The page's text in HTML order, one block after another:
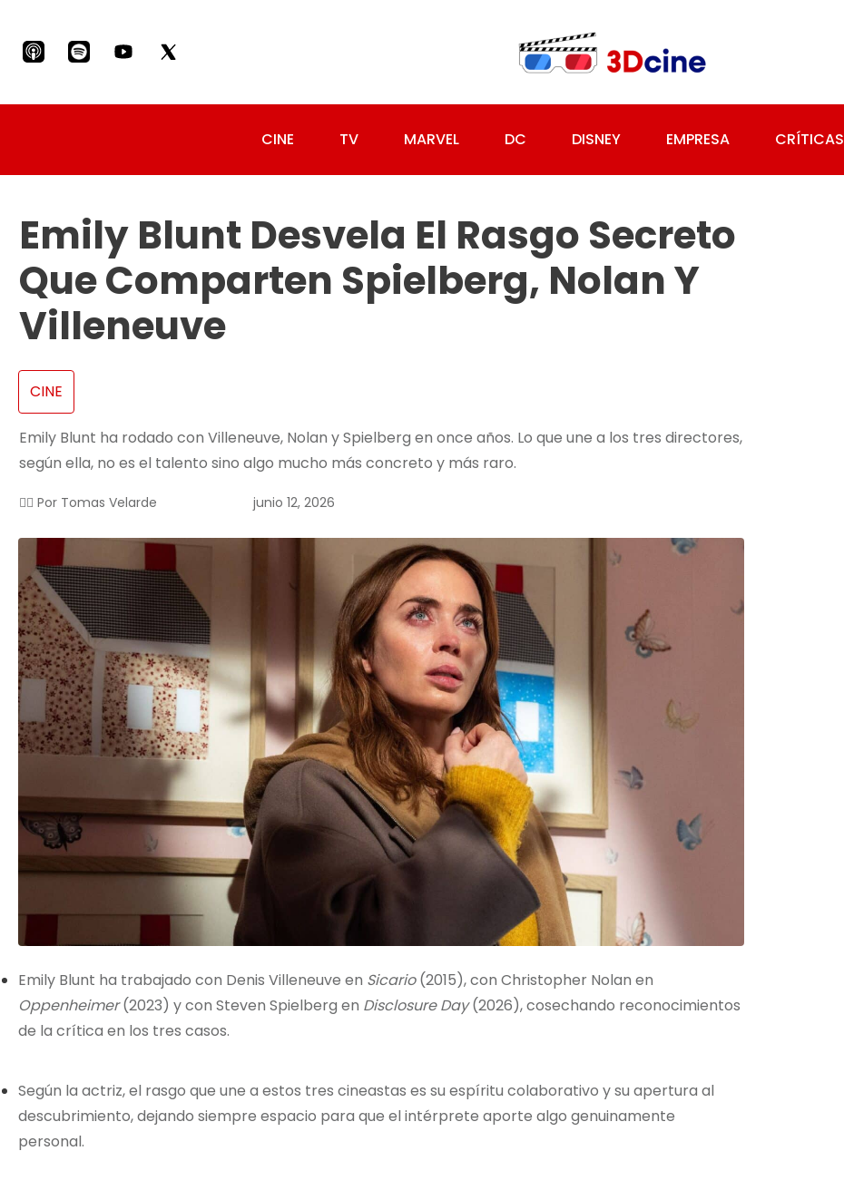
CINE TV MARVEL DC DISNEY EMPRESA CRÍTICAS
Emily Blunt Desvela El Rasgo Secreto
Que Comparten Spielberg, Nolan Y
Villeneuve
CINE
Emily Blunt ha rodado con Villeneuve, Nolan y Spielberg en once años. Lo que une a los tres directores,
según ella, no es el talento sino algo mucho más concreto y más raro.
✍🏻 Por Tomas Velarde junio 12, 2026
Emily Blunt ha trabajado con Denis Villeneuve en Sicario(2015), con Christopher Nolan en
Oppenheimer(2023) y con Steven Spielberg en Disclosure Day(2026), cosechando reconocimientos
de la crítica en los tres casos.
Según la actriz, el rasgo que une a estos tres cineastas es su espíritu colaborativo y su apertura al
descubrimiento, dejando siempre espacio para que el intérprete aporte algo genuinamente
personal.